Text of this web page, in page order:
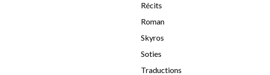
Récits
Roman
Skyros
Soties
Traductions